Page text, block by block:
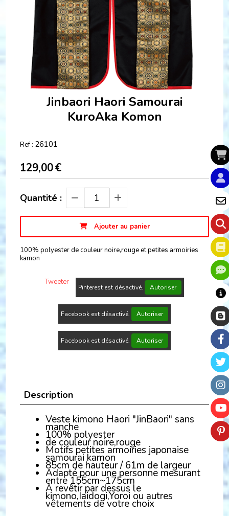
Jinbaori Haori Samourai
KuroAka Komon
Ref : 26101
129,00€
Quantité :
Ajouter au panier
100% polyester de couleur noire,rouge et petites armoiries
kamon
Tweeter
Pinterest est désactivé. Autoriser
Facebook est désactivé. Autoriser
Facebook est désactivé. Autoriser
Description
Veste kimono Haori "JinBaori" sans
manche
100% polyester
de couleur noire,rouge
Motifs petites armoiries japonaise
samourai kamon
85cm de hauteur / 61m de largeur
Adapté pour une personne mesurant
entre 155cm~175cm
A revêtir par dessus le
kimono,Iaidogi,Yoroi ou autres
vêtements de votre choix